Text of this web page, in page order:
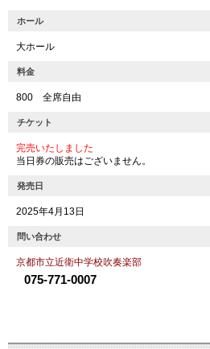
ホール
大ホール
料金
800 全席自由
チケット
完売いたしました
当日券の販売はございません。
発売日
2025年4月13日
問い合わせ
京都市立近衛中学校吹奏楽部
075-771-0007